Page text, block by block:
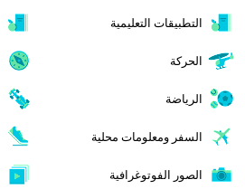
التطبيقات التعليمية
الحركة
الرياضة
السفر ومعلومات محلية
الصور الفوتوغرافية